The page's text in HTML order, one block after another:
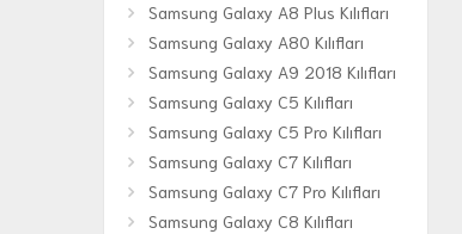
Samsung Galaxy A8 Plus Kılıfları
Samsung Galaxy A80 Kılıfları
Samsung Galaxy A9 2018 Kılıfları
Samsung Galaxy C5 Kılıfları
Samsung Galaxy C5 Pro Kılıfları
Samsung Galaxy C7 Kılıfları
Samsung Galaxy C7 Pro Kılıfları
Samsung Galaxy C8 Kılıfları